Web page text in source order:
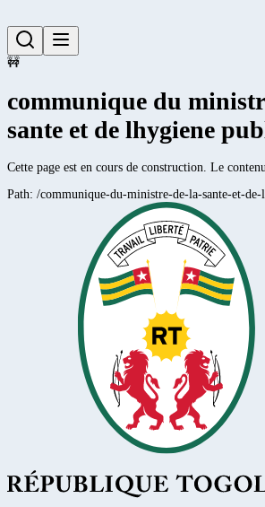
🚧
communique du
sante et de lhygiene
Cette page est en cours de construction. Le
Path: /communique-du-ministre-de-la-sante-et-